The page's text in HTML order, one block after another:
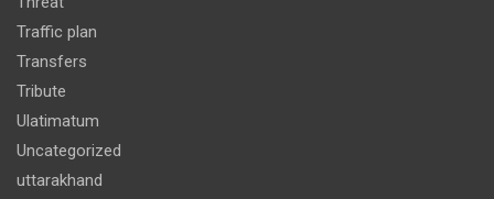
Traffic plan
Transfers
Tribute
Ulatimatum
Uncategorized
uttarakhand